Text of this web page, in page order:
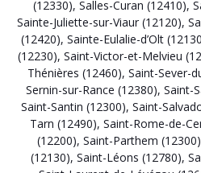
(12330), Salles-Curan (12410),
Sainte-Juliette-sur-Viaur (12120),
(12420), Sainte-Eulalie-d’Olt
(12230), Saint-Victor-et-Melvieu
Thénières (12460), Saint-Sever-
Sernin-sur-Rance (12380), Saint-
Saint-Santin (12300), Saint-
Tarn (12490), Saint-Rome-de-
(12200), Saint-Parthem (12300)
(12130), Saint-Léons (12780),